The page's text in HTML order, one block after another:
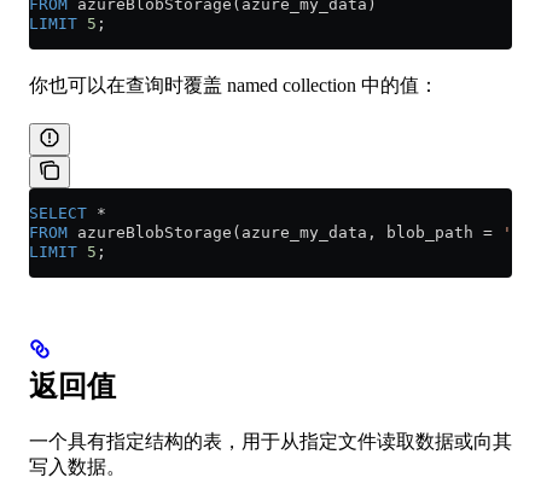
FROM azureBlobStorage(azure_my_data)
LIMIT 5 ;
你也可以在查询时覆盖 named collection 中的值：
SELECT *
FROM azureBlobStorage(azure_my_data, blob_path =
LIMIT 5 ;
返回值
一个具有指定结构的表，用于从指定文件读取数据或向其
写入数据。